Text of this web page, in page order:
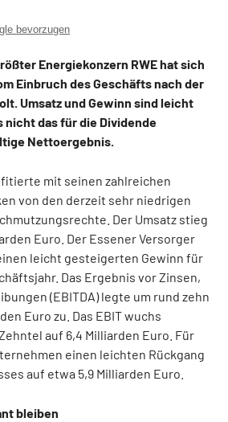
bevorzugen
Energiekonzern RWE hat sich
Einbruch des Geschäfts nach der
Umsatz und Gewinn sind leicht
das für die Dividende
Nettoergebnis.
mit seinen zahlreichen
von den derzeit sehr niedrigen
Der Umsatz stieg
Euro. Der Essener Versorger
leicht gesteigerten Gewinn für
Das Ergebnis vor Zinsen,
(EBITDA) legte um rund zehn
Euro zu. Das EBIT wuchs
auf 6,4 Milliarden Euro. Für
einen leichten Rückgang
auf etwa 5,9 Milliarden Euro.
bleiben